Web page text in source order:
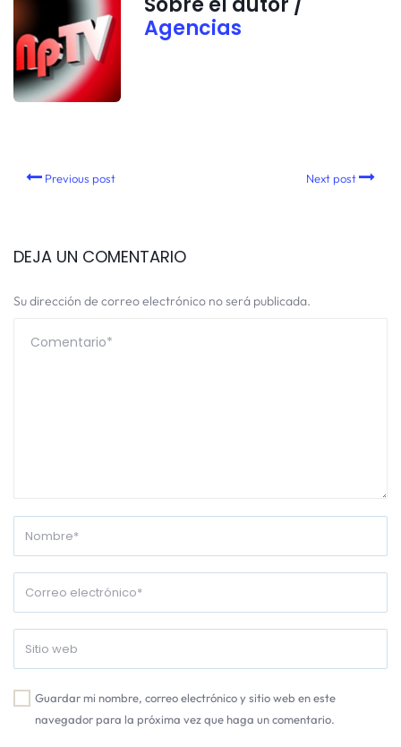
Agencias
Previous post Next post
DEJA UN COMENTARIO
Su dirección de correo electrónico no será publicada.
Guardar mi nombre, correo electrónico y sitio web en este
navegador para la próxima vez que haga un comentario.